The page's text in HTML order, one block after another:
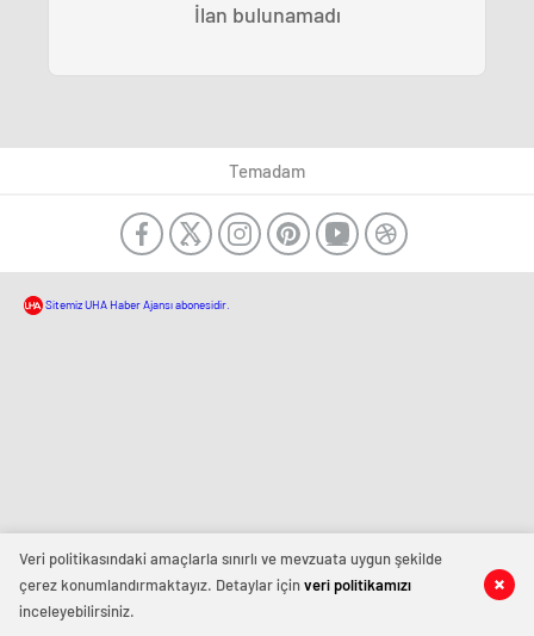
İlan bulunamadı
Temadam
Veri politikasındaki amaçlarla sınırlı ve mevzuata uygun şekilde
çerez konumlandırmaktayız. Detaylar içinveri politikamızı
inceleyebilirsiniz.
Sitemiz UHA Haber Ajansı abonesidir.